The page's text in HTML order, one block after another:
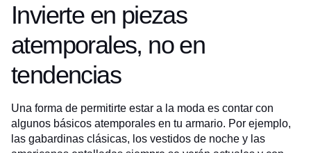
Invierte en piezas
atemporales, no en
tendencias
Una forma de permitirte estar a la moda es contar con
algunos básicos atemporales en tu armario. Por ejemplo,
las gabardinas clásicas, los vestidos de noche y las